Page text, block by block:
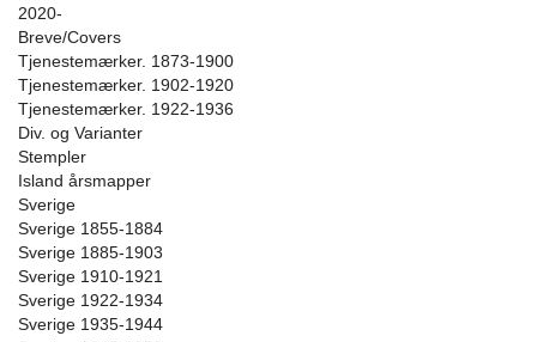
2020-
Breve/Covers
Tjenestemærker. 1873-1900
Tjenestemærker. 1902-1920
Tjenestemærker. 1922-1936
Div. og Varianter
Stempler
Island årsmapper
Sverige
Sverige 1855-1884
Sverige 1885-1903
Sverige 1910-1921
Sverige 1922-1934
Sverige 1935-1944